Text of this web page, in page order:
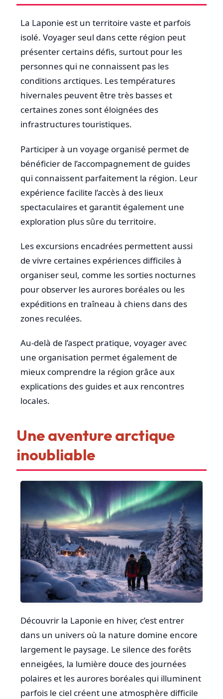
La Laponie est un territoire vaste et parfois
isolé. Voyager seul dans cette région peut
présenter certains défis, surtout pour les
personnes qui ne connaissent pas les
conditions arctiques. Les températures
hivernales peuvent être très basses et
certaines zones sont éloignées des
infrastructures touristiques.
Participer à un voyage organisé permet de
bénéficier de l’accompagnement de guides
qui connaissent parfaitement la région. Leur
expérience facilite l’accès à des lieux
spectaculaires et garantit également une
exploration plus sûre du territoire.
Les excursions encadrées permettent aussi
de vivre certaines expériences difficiles à
organiser seul, comme les sorties nocturnes
pour observer les aurores boréales ou les
expéditions en traîneau à chiens dans des
zones reculées.
Au-delà de l’aspect pratique, voyager avec
une organisation permet également de
mieux comprendre la région grâce aux
explications des guides et aux rencontres
locales.
Une aventure arctique
inoubliable
Découvrir la Laponie en hiver, c’est entrer
dans un univers où la nature domine encore
largement le paysage. Le silence des forêts
enneigées, la lumière douce des journées
polaires et les aurores boréales qui illuminent
parfois le ciel créent une atmosphère difficile